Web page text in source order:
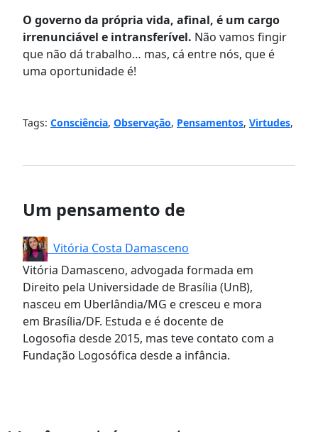
O governo da própria vida, afinal, é um cargo
irrenunciável e intransferível. Não vamos fingir
que não dá trabalho… mas, cá entre nós, que é
uma oportunidade é!
Tags: Consciência, Observação, Pensamentos, Virtudes,
Um pensamento de
Vitória Costa Damasceno
Vitória Damasceno, advogada formada em
Direito pela Universidade de Brasília (UnB),
nasceu em Uberlândia/MG e cresceu e mora
em Brasília/DF. Estuda e é docente de
Logosofia desde 2015, mas teve contato com a
Fundação Logosófica desde a infância.